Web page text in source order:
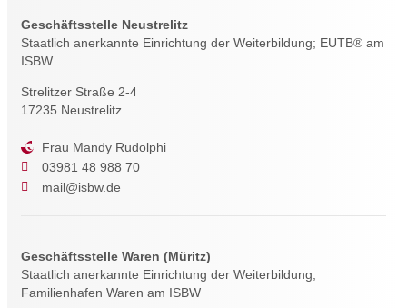
Geschäftsstelle Neustrelitz
Staatlich anerkannte Einrichtung der Weiterbildung; EUTB® am
ISBW
Strelitzer Straße 2-4
17235 Neustrelitz
Frau Mandy Rudolphi
03981 48 988 70
mail@isbw.de
Geschäftsstelle Waren (Müritz)
Staatlich anerkannte Einrichtung der Weiterbildung;
Familienhafen Waren am ISBW